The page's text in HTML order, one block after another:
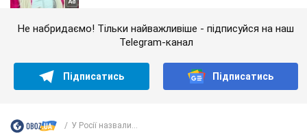
Не набридаємо! Тільки найважливіше - підписуйся на наш
Telegram-канал
Підписатись Підписатись
У Росії назвали...